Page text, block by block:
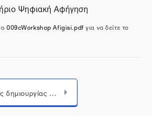
Ψηφιακή Αφήγηση
009cWorkshop Afigisi.pdfγια να δείτε το
Καλές πρακτικές δημιουργίας ψηφιακών έργων